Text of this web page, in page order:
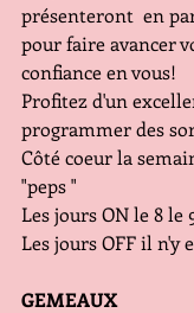
présenteront  en
pour faire avancer
confiance en vous!
Profitez d'un
programmer des
Côté coeur la
"peps "
Les jours ON le 8 le
Les jours OFF il n'y
GEMEAUX